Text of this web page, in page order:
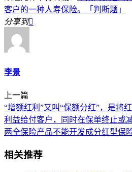
客户的一种人寿保险。「判断题」
分享到
李景
上一篇
“增额红利”又叫“保额分红”，是将
利益给付客户，同时在保单终止或
两全保险产品不能开发成分红型保
相关推荐